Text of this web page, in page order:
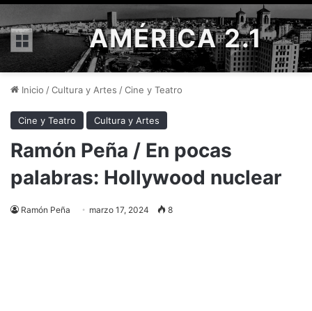
Menú AMÉRICA 2.1
Inicio /Cultura y Artes /Cine y Teatro
Cine y Teatro Cultura y Artes
Ramón Peña / En pocas
palabras: Hollywood nuclear
Ramón Peña marzo 17, 2024 8